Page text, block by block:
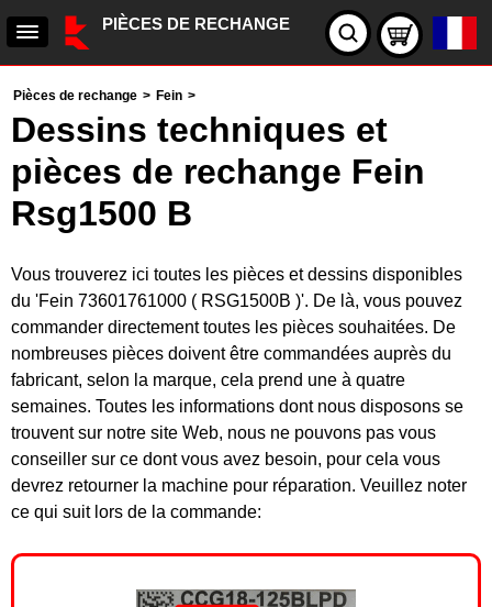
PIÈCES DE RECHANGE
Pièces de rechange > Fein >
Dessins techniques et
pièces de rechange Fein
Rsg1500 B
Vous trouverez ici toutes les pièces et dessins disponibles
du 'Fein 73601761000 ( RSG1500B )'. De là, vous pouvez
commander directement toutes les pièces souhaitées. De
nombreuses pièces doivent être commandées auprès du
fabricant, selon la marque, cela prend une à quatre
semaines. Toutes les informations dont nous disposons se
trouvent sur notre site Web, nous ne pouvons pas vous
conseiller sur ce dont vous avez besoin, pour cela vous
devrez retourner la machine pour réparation. Veuillez noter
ce qui suit lors de la commande: